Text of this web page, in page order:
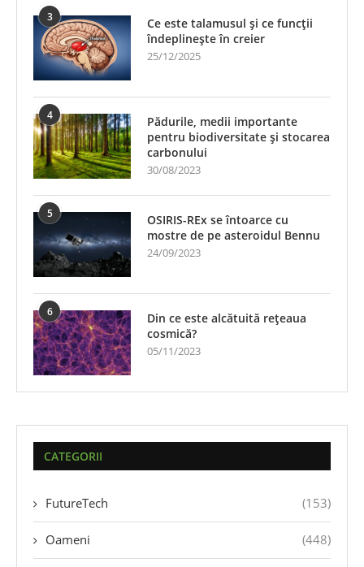
3
Ce este talamusul și ce funcții
îndeplinește în creier
25/12/2025
4
Pădurile, medii importante
pentru biodiversitate și stocarea
carbonului
30/08/2023
5
OSIRIS-REx se întoarce cu
mostre de pe asteroidul Bennu
24/09/2023
6
Din ce este alcătuită rețeaua
cosmică?
05/11/2023
CATEGORII
FutureTech (153)
Oameni (448)